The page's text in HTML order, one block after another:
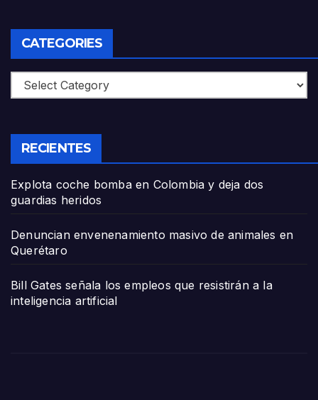
CATEGORIES
Categories
RECIENTES
Explota coche bomba en Colombia y deja dos
guardias heridos
Denuncian envenenamiento masivo de animales en
Querétaro
Bill Gates señala los empleos que resistirán a la
inteligencia artificial